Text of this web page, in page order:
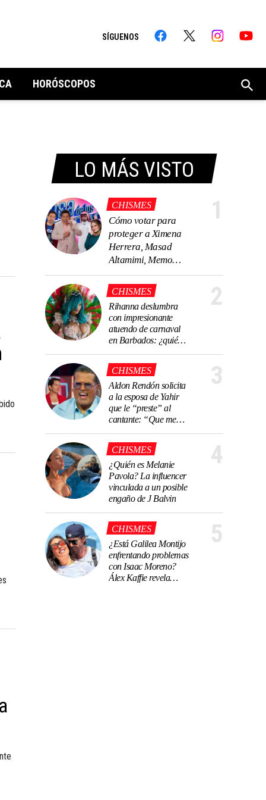
SÍGUENOS
HORÓSCOPOS
LO MÁS VISTO
CHISMES
Cómo votar para
proteger a Ximena
Herrera, Masad
Altamimi, Memo
Schutz, Ernesto
Laguardia o Gema
Garoa en La Casa
de los Famosos
México 4
1
CHISMES
Rihanna deslumbra
con impresionante
atuendo de carnaval
en Barbados: ¿quién
2
CHISMES
Aldon Rendón solicita
a la esposa de Yahir
que le “preste” al
cantante: “Que me
3
CHISMES
¿Quién es Melanie
Pavola? La influencer
vinculada a un posible
engaño de J Balvin
4
CHISMES
¿Está Galilea Montijo
enfrentando problemas
con Isaac Moreno?
Álex Kaffie revela
5